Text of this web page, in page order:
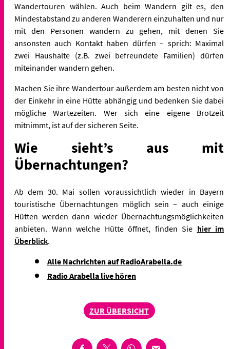
Wandertouren wählen. Auch beim Wandern gilt es, den
Mindestabstand zu anderen Wanderern einzuhalten und nur
mit den Personen wandern zu gehen, mit denen Sie
ansonsten auch Kontakt haben dürfen – sprich: Maximal
zwei Haushalte (z.B. zwei befreundete Familien) dürfen
miteinander wandern gehen.
Machen Sie ihre Wandertour außerdem am besten nicht von
der Einkehr in eine Hütte abhängig und bedenken Sie dabei
mögliche Wartezeiten. Wer sich eine eigene Brotzeit
mitnimmt, ist auf der sicheren Seite.
Wie sieht’s aus mit
Übernachtungen?
Ab dem 30. Mai sollen voraussichtlich wieder in Bayern
touristische Übernachtungen möglich sein – auch einige
Hütten werden dann wieder Übernachtungsmöglichkeiten
anbieten. Wann welche Hütte öffnet, finden Sie hier im
Überblick.
Alle Nachrichten auf RadioArabella.de
Radio Arabella live hören
ZUR ÜBERSICHT